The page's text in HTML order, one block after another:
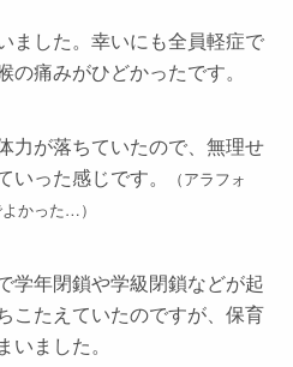
ました。幸いにも全員軽症で
痛みがひどかったです。
力が落ちていたので、無理せ
った感じです。
（アラフォ
かった…）
学年閉鎖や学級閉鎖などが起
こたえていたのですが、保育
ました。